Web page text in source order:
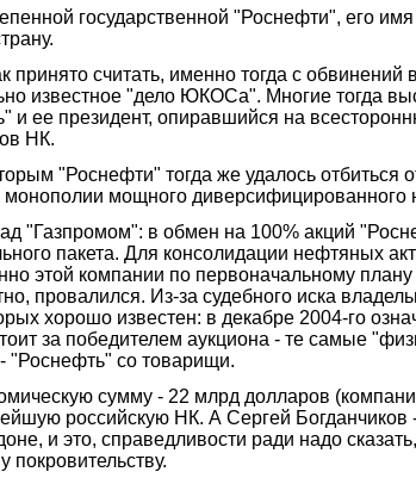
государственной "Роснефти", его
считать, именно тогда с
известное "дело ЮКОСа". Многие тогда
президент, опиравшийся на
НК.
"Роснефти" тогда же удалось отбиться
мощного диверсифицированного
"Газпромом": в обмен на 100% акций
пакета. Для консолидации нефтяных
этой компании по первоначальному
Из-за судебного иска
хорошо известен: в декабре 2004-го
за победителем аукциона - те самые
"Роснефть" со товарищи.
сумму - 22 млрд долларов
российскую НК. А Сергей
и это, справедливости ради надо